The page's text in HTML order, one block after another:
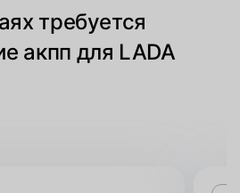
требуется
акпп для LADA